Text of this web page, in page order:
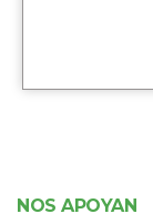
NOS APOYAN